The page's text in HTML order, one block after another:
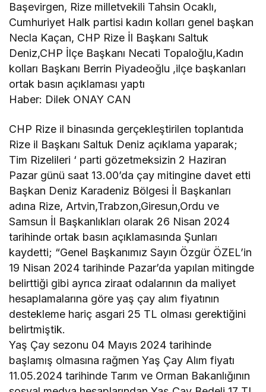
Başevirgen, Rize milletvekili Tahsin Ocaklı,
Cumhuriyet Halk partisi kadın kolları genel başkan
Necla Kaçan, CHP Rize İl Başkanı Saltuk
Deniz,CHP İlçe Başkanı Necati Topaloğlu,Kadın
kolları Başkanı Berrin Piyadeoğlu ,ilçe başkanları
ortak basın açıklaması yaptı
Haber: Dilek ONAY CAN
CHP Rize il binasında gerçekleştirilen toplantıda
Rize il Başkanı Saltuk Deniz açıklama yaparak;
Tim Rizelileri ‘ parti gözetmeksizin 2 Haziran
Pazar günü saat 13.00’da çay mitingine davet etti
Başkan Deniz Karadeniz Bölgesi İl Başkanları
adına Rize, Artvin,Trabzon,Giresun,Ordu ve
Samsun İl Başkanlıkları olarak 26 Nisan 2024
tarihinde ortak basın açıklamasında Şunları
kaydetti; “Genel Başkanımız Sayın Özgür ÖZEL’in
19 Nisan 2024 tarihinde Pazar’da yapılan mitingde
belirttiği gibi ayrıca ziraat odalarının da maliyet
hesaplamalarına göre yaş çay alım fiyatının
destekleme hariç asgari 25 TL olması gerektiğini
belirtmiştik.
Yaş Çay sezonu 04 Mayıs 2024 tarihinde
başlamış olmasına rağmen Yaş Çay Alım fiyatı
11.05.2024 tarihinde Tarım ve Orman Bakanlığının